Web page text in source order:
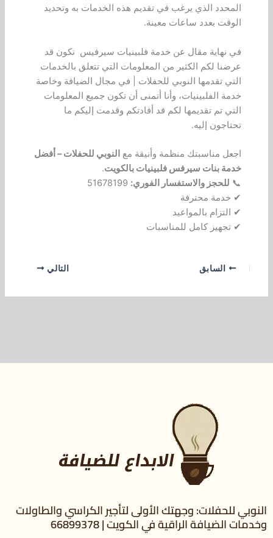
المحدد الذي يرغب في تقديم هذه الخدمات به وتحديد
الوقت بعدد ساعات معينة.
في نهاية مقال عن خدمة فلبينيات سيرفيس نكون قد
عرضنا لكم الكثير من المعلومات التي تتعلق بالخدمات
التي تقدمها النوبي للحفلات | في مجال الضيافة وخاصة
خدمة الفلبينيات، وأنا أتمنى أن تكون جميع المعلومات
التي تم تقديمها لكم قد أفادتكم وقدمت إليكم ما
تحتاجون إليه.
اجعل مناسبتك منظمة وأنيقة مع النوبي للحفلات – أفضل
خدمة بنات سيرفس فلبينيات بالكويت.
📞 للحجز والاستفسار الفوري:
✔ خدمة محترفة
✔ التزام بالمواعيد
✔ تجهيز كامل للمناسبات
السابق التالي
النوبي للحفلات: وجهتك الأولى لتأجير الكراسي والطاولات
وخدمات الضيافة الراقية في الكويت | 66899378